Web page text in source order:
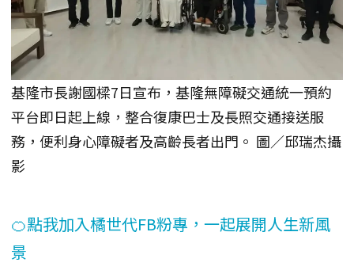
基隆市長謝國樑7日宣布，基隆無障礙交通統一預約
平台即日起上線，整合復康巴士及長照交通接送服
務，便利身心障礙者及高齡長者出門。 圖／邱瑞杰攝
影
🍊點我加入橘世代FB粉專，一起展開人生新風
景